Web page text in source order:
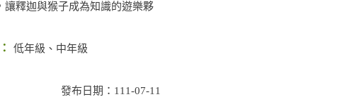
釋迦與猴子成為知識的遊樂夥
低年級、中年級
發布日期：111-07-11